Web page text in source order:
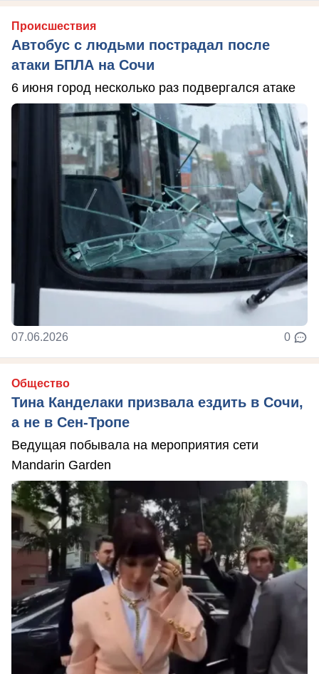
Происшествия
Автобус с людьми пострадал после
атаки БПЛА на Сочи
6 июня город несколько раз подвергался атаке
07.06.2026 0
Общество
Тина Канделаки призвала ездить в Сочи,
а не в Сен-Тропе
Ведущая побывала на мероприятия сети
Mandarin Garden